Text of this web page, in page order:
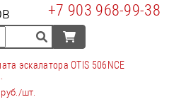
+7 903 968-99-38
эскалатора OTIS 506NCE
руб./шт.